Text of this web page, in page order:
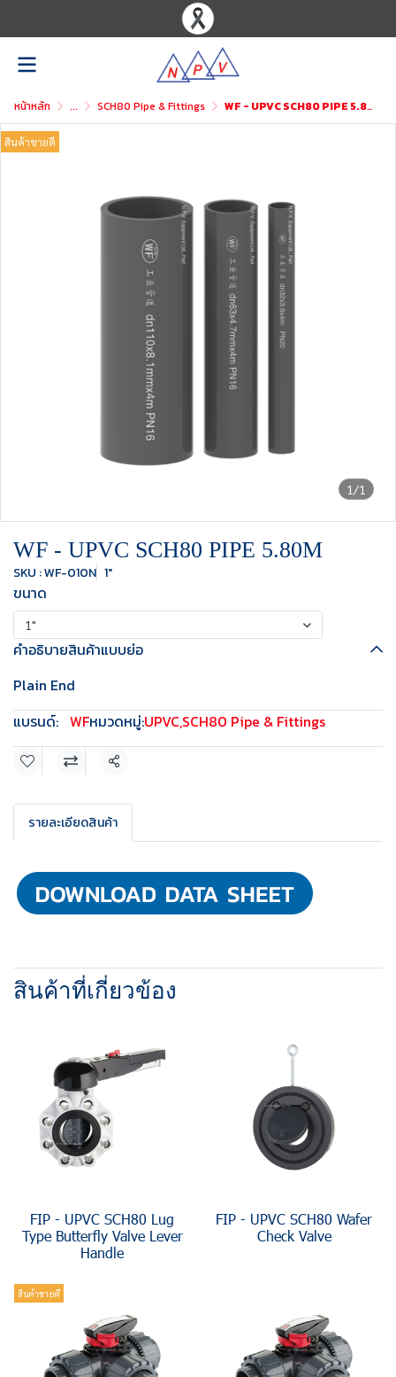
หน้าหลัก ... SCH80 Pipe & Fittings WF - UPVC SCH80 PIPE 5.80M
1/1
สินค้าขายดี
WF - UPVC SCH80 PIPE 5.80M
SKU : WF-010N 1"
ขนาด
1"
คำอธิบายสินค้าแบบย่อ
Plain End
แบรนด์: WFหมวดหมู่:UPVC,SCH80 Pipe & Fittings
แชร์
รายละเอียดสินค้า
สินค้าที่เกี่ยวข้อง
FIP - UPVC SCH80 Lug
Type Butterfly Valve Lever
Handle
FIP - UPVC SCH80 Wafer
Check Valve
สินค้าขายดี